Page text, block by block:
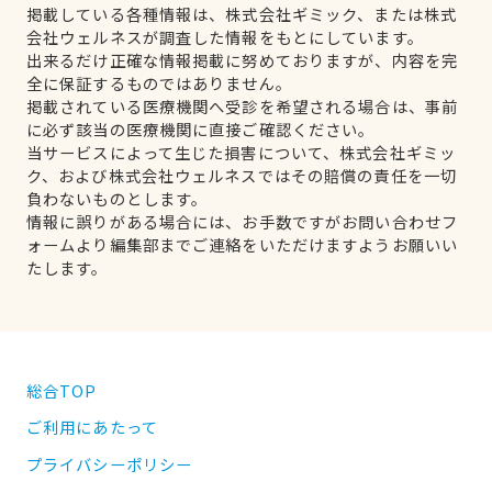
掲載している各種情報は、株式会社ギミック、または株式
会社ウェルネスが調査した情報をもとにしています。
出来るだけ正確な情報掲載に努めておりますが、内容を完
全に保証するものではありません。
掲載されている医療機関へ受診を希望される場合は、事前
に必ず該当の医療機関に直接ご確認ください。
当サービスによって生じた損害について、株式会社ギミッ
ク、および株式会社ウェルネスではその賠償の責任を一切
負わないものとします。
情報に誤りがある場合には、お手数ですがお問い合わせフ
ォームより編集部までご連絡をいただけますようお願いい
たします。
総合TOP
ご利用にあたって
プライバシーポリシー